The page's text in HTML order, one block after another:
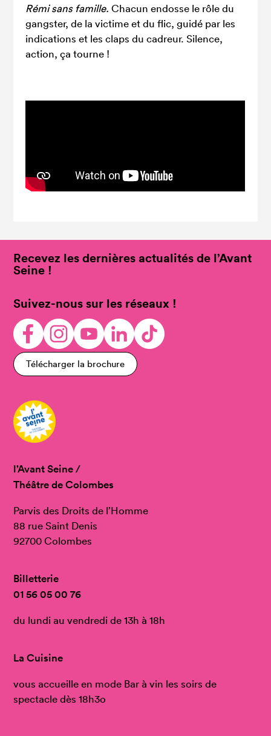
Rémi sans famille. Chacun endosse le rôle du
gangster, de la victime et du flic, guidé par les
indications et les claps du cadreur. Silence,
action, ça tourne !
Recevez les dernières actualités de l’Avant
Seine !
Suivez-nous sur les réseaux !
Télécharger la brochure
l’Avant Seine /
Théâtre de Colombes
Parvis des Droits de l’Homme
88 rue Saint Denis
92700 Colombes
Billetterie
01 56 05 00 76
du lundi au vendredi de 13h à 18h
La Cuisine
vous accueille en mode Bar à vin les soirs de
spectacle dès 18h3o